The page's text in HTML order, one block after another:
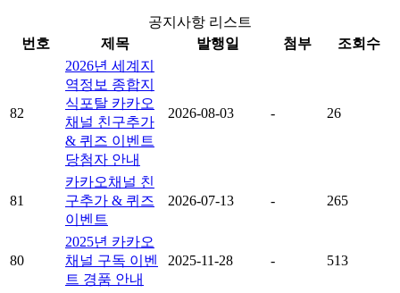
공지사항 리스트
번호
제목 발행일 첨부 조회수
82
2026년 세계지
역정보 종합지
식포탈 카카오
채널 친구추가
& 퀴즈 이벤트
당첨자 안내
2026-08-03 - 26
81
카카오채널 친
구추가 & 퀴즈
이벤트
2026-07-13 - 265
80
2025년 카카오
채널 구독 이벤
트 경품 안내
2025-11-28 - 513